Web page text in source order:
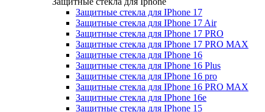
Защитные стекла для IPhone 17
Защитные стекла для IPhone 17 Air
Защитные стекла для IPhone 17 PRO
Защитные стекла для IPhone 17 PRO MAX
Защитные стекла для IPhone 16
Защитные стекла для IPhone 16 Plus
Защитные стекла для IPhone 16 pro
Защитные стекла для IPhone 16 PRO MAX
Защитные стекла для IPhone 16e
Защитные стекла для IPhone 15